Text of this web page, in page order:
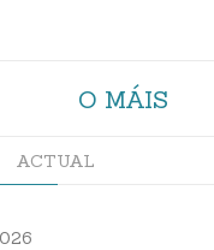
O MÁIS
ACTUAL